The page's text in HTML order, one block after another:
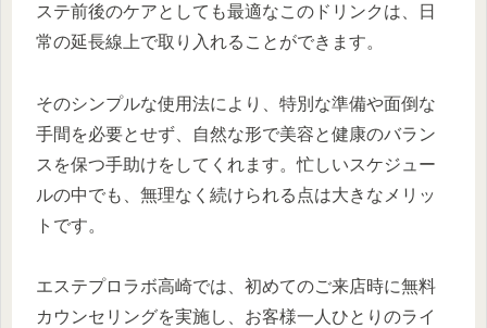
ステ前後のケアとしても最適なこのドリンクは、日
常の延長線上で取り入れることができます。
そのシンプルな使用法により、特別な準備や面倒な
手間を必要とせず、自然な形で美容と健康のバラン
スを保つ手助けをしてくれます。忙しいスケジュー
ルの中でも、無理なく続けられる点は大きなメリッ
トです。
エステプロラボ高崎では、初めてのご来店時に無料
カウンセリングを実施し、お客様一人ひとりのライ